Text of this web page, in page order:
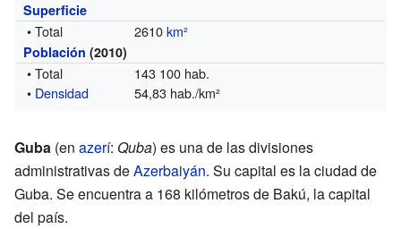
Superficie
• Total 2610km²
Población (2010)
• Total
143 100 hab.
• Densidad 54,83 hab./km²
Guba (en azerí: Quba) es una de las divisiones
administrativas deAzerbaiyán. Su capital es la ciudad de
Guba. Se encuentra a 168 kilómetros de Bakú, la capital
del país.